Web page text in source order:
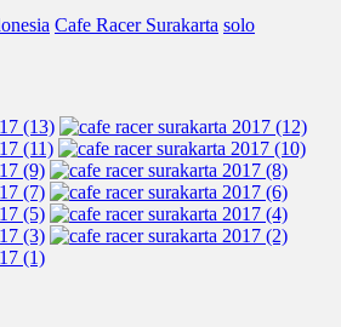
Cafe Racer Surakarta solo